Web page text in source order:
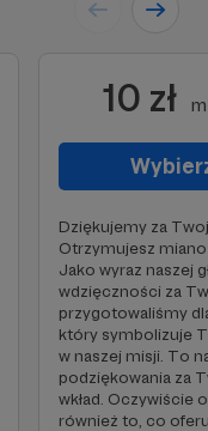
10 zł
Dziękujemy za
Otrzymujesz
Jako wyraz naszej
wdzięczności za
przygotowaliśmy
który symbolizuje
w naszej misji. To
podziękowania za
wkład. Oczywiście
również to, co